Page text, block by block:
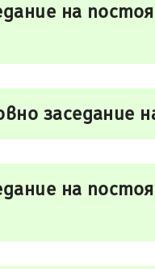
на
заседание
на